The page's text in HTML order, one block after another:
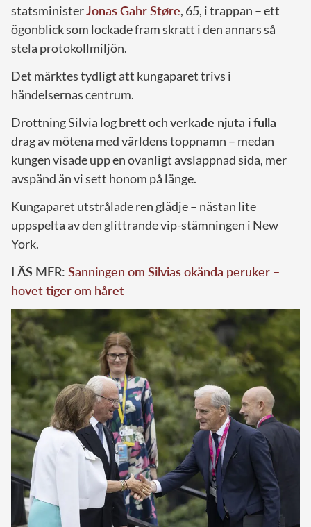
statsministerJonas Gahr Støre, 65, i trappan – ett
ögonblick som lockade fram skratt i den annars så
stela protokollmiljön.
Det märktes tydligt att kungaparet trivs i
händelsernas centrum.
Drottning Silvia log brett ochverkade njuta i fulla
dragav mötena med världens toppnamn – medan
kungen visade upp en ovanligt avslappnad sida, mer
avspänd än vi sett honom på länge.
Kungaparet utstrålade ren glädje – nästan lite
uppspelta av den glittrande vip-stämningen i New
York.
LÄS MER: Sanningen om Silvias okända peruker –
hovet tiger om håret